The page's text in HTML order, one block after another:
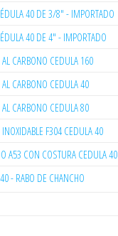
40 DE 3/8" - IMPORTADO
40 DE 4" - IMPORTADO
CARBONO CEDULA 160
CARBONO CEDULA 40
CARBONO CEDULA 80
F304 CEDULA 40
A53 CON COSTURA CEDULA 40
- RABO DE CHANCHO